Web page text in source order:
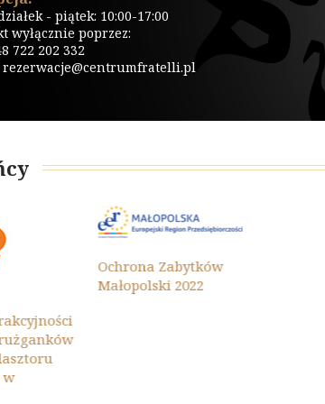
- piątek: 10:00-17:00
wyłącznie poprzez:
722 202 332
rezerwacje@centrumfratelli.pl
Ochrona Zabytków
Małopolski 2022